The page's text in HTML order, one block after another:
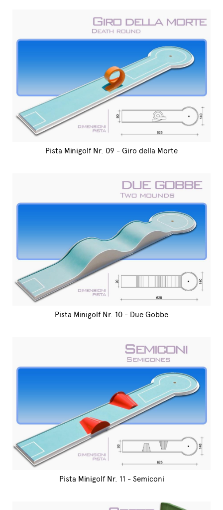
Pista Minigolf Nr. 09 - Giro della Morte
Pista Minigolf Nr. 10 - Due Gobbe
Pista Minigolf Nr. 11 - Semiconi